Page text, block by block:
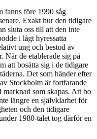
fanns före 1990 såg
Exakt hur den tidigare
sluta oss till att den inte
i lågt hyressatta
ung och bestod av
När de etablerade sig på
att bosätta sig i de tidigare
Det som händer efter
Stockholm är fortfarande
som skapas. Att bo
längre en självklarhet för
och den tidigare
1980-talet tog därför en